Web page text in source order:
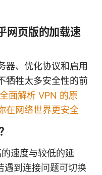
网页版的加载速
器、优化协议和启用
牺牲太多安全性的前
面解析 VPN 的原
在网络世界更安全
速度与较低的延
遇到连接问题可切换